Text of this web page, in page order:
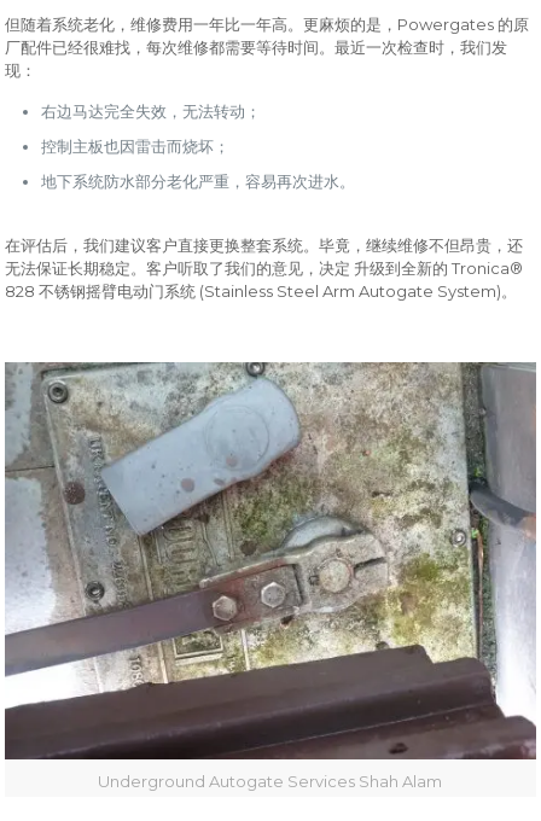
但随着系统老化，维修费用一年比一年高。更麻烦的是， Powergates 的原
厂配件已经很难找，每次维修都需要等待时间。最近一次检查时，我们发
现：
右边马达完全失效，无法转动；
控制主板也因雷击而烧坏；
地下系统防水部分老化严重，容易再次进水。
在评估后，我们建议客户直接更换整套系统。毕竟，继续维修不但昂贵，还
无法保证长期稳定。客户听取了我们的意见，决定 升级到全新的Tronica®
828不锈钢摇臂电动门系统 (Stainless Steel Arm Autogate System)。
Underground Autogate Services Shah Alam